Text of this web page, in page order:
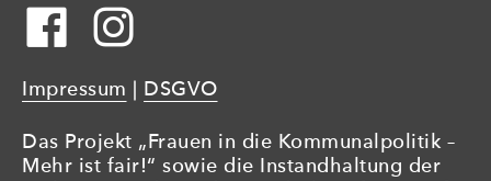
Impressum DSGVO
Das Projekt „Frauen in die Kommunalpolitik –
Mehr ist fair!“ sowie die Instandhaltung der